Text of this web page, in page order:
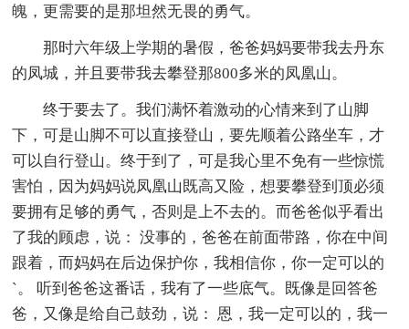
魄，更需要的是那坦然无畏的勇气。
那时六年级上学期的暑假，爸爸妈妈要带我去丹东
的凤城，并且要带我去攀登那800多米的凤凰山。
终于要去了。我们满怀着激动的心情来到了山脚
下，可是山脚不可以直接登山，要先顺着公路坐车，才
可以自行登山。终于到了，可是我心里不免有一些惊慌
害怕，因为妈妈说凤凰山既高又险，想要攀登到顶必须
要拥有足够的勇气，否则是上不去的。而爸爸似乎看出
了我的顾虑，说： 没事的，爸爸在前面带路，你在中间
跟着，而妈妈在后边保护你，我相信你，你一定可以的
`。 听到爸爸这番话，我有了一些底气。既像是回答爸
爸，又像是给自己鼓劲，说： 恩，我一定可以的，我一